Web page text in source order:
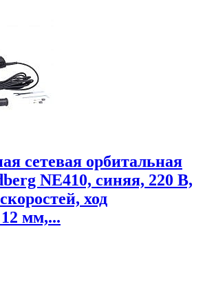
сетевая орбитальная
NE410, синяя, 220 В,
ход
мм,...